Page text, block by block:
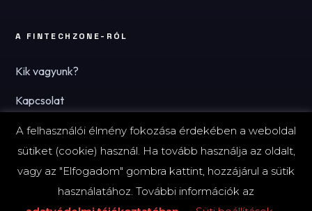
A FINTECHZONE-RÓL
Kik vagyunk?
Kapcsolat
Hírlevél
© 2026 FinTechZone.hu - A FinTech Group Kft.
A felhasználói élmény fokozása érdekében a weboldal
sütiket (cookie) használ. Ha tovább használja az oldalt,
vagy az "Elfogadom" gombra kattint, hozzájárul a sütik
használatához. További információk az